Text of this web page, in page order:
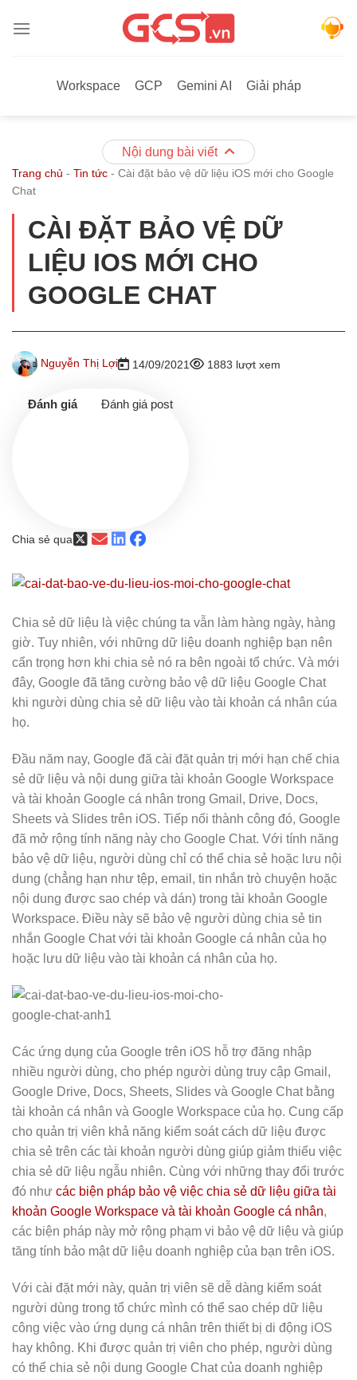
qua
Workspace
GCP Gemini AI Giải pháp
Nội dung bài viết
Trang chủ - Tin tức - Cài đặt bảo vệ dữ liệu iOS mới cho Google
Chat
CÀI ĐẶT BẢO VỆ DỮ
LIỆU IOS MỚI CHO
GOOGLE CHAT
Nguyễn Thị Lợi 14/09/2021 1883 lượt xem
Đánh giá post
Chia sẻ qua
Chia sẻ dữ liệu là việc chúng ta vẫn làm hàng ngày, hàng
giờ. Tuy nhiên, với những dữ liệu doanh nghiệp bạn nên
cẩn trọng hơn khi chia sẻ nó ra bên ngoài tổ chức. Và mới
đây, Google đã tăng cường bảo vệ dữ liệu Google Chat
khi người dùng chia sẻ dữ liệu vào tài khoản cá nhân cúa
họ.
Đầu năm nay, Google đã cài đặt quản trị mới hạn chế chia
sẻ dữ liệu và nội dung giữa tài khoản Google Workspace
và tài khoản Google cá nhân trong Gmail, Drive, Docs,
Sheets và Slides trên iOS. Tiếp nối thành công đó, Google
đã mở rộng tính năng này cho Google Chat. Với tính năng
bảo vệ dữ liệu, người dùng chỉ có thể chia sẻ hoặc lưu nội
dung (chẳng hạn như tệp, email, tin nhắn trò chuyện hoặc
nội dung được sao chép và dán) trong tài khoản Google
Workspace. Điều này sẽ bảo vệ người dùng chia sẻ tin
nhắn Google Chat với tài khoản Google cá nhân của họ
hoặc lưu dữ liệu vào tài khoản cá nhân của họ.
Các ứng dụng của Google trên iOS hỗ trợ đăng nhập
nhiều người dùng, cho phép người dùng truy cập Gmail,
Google Drive, Docs, Sheets, Slides và Google Chat bằng
tài khoản cá nhân và Google Workspace của họ. Cung cấp
cho quản trị viên khả năng kiểm soát cách dữ liệu được
chia sẻ trên các tài khoản người dùng giúp giảm thiểu việc
chia sẻ dữ liệu ngẫu nhiên. Cùng với những thay đổi trước
đó như các biện pháp bảo vệ việc chia sẻ dữ liệu giữa tài
khoản Google Workspace và tài khoản Google cá nhân,
các biện pháp này mở rộng phạm vi bảo vệ dữ liệu và giúp
tăng tính bảo mật dữ liệu doanh nghiệp của bạn trên iOS.
Với cài đặt mới này, quản trị viên sẽ dễ dàng kiểm soát
người dùng trong tổ chức mình có thể sao chép dữ liệu
công việc vào ứng dụng cá nhân trên thiết bị di động iOS
hay không. Khi được quản trị viên cho phép, người dùng
có thể chia sẻ nội dung Google Chat của doanh nghiệp